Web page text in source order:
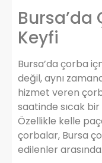
Keyfi
Bursa’da çorba
değil, aynı
hizmet veren
saatinde sıcak
Özellikle kelle
çorbalar, Bursa
edilenler arasında.